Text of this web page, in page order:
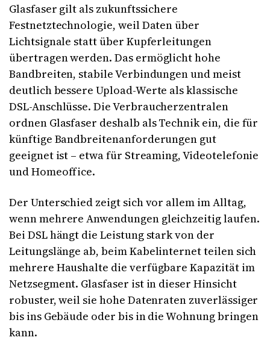
Glasfaser gilt als zukunftssichere
Festnetztechnologie, weil Daten über
Lichtsignale statt über Kupferleitungen
übertragen werden. Das ermöglicht hohe
Bandbreiten, stabile Verbindungen und meist
deutlich bessere Upload-Werte als klassische
DSL-Anschlüsse. Die Verbraucherzentralen
ordnen Glasfaser deshalb als Technik ein, die für
künftige Bandbreitenanforderungen gut
geeignet ist – etwa für Streaming, Videotelefonie
und Homeoffice.
Der Unterschied zeigt sich vor allem im Alltag,
wenn mehrere Anwendungen gleichzeitig laufen.
Bei DSL hängt die Leistung stark von der
Leitungslänge ab, beim Kabelinternet teilen sich
mehrere Haushalte die verfügbare Kapazität im
Netzsegment. Glasfaser ist in dieser Hinsicht
robuster, weil sie hohe Datenraten zuverlässiger
bis ins Gebäude oder bis in die Wohnung bringen
kann.